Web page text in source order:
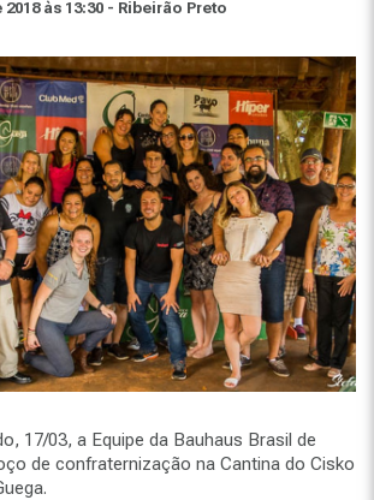
às 13:30 - Ribeirão Preto
17/03, a Equipe da Bauhaus Brasil de
de confraternização na Cantina do Cisko